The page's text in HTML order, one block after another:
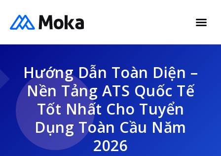
Hướng Dẫn Toàn Diện –
Nền Tảng ATS Quốc Tế
Tốt Nhất Cho Tuyển
Dụng Toàn Cầu Năm
2026